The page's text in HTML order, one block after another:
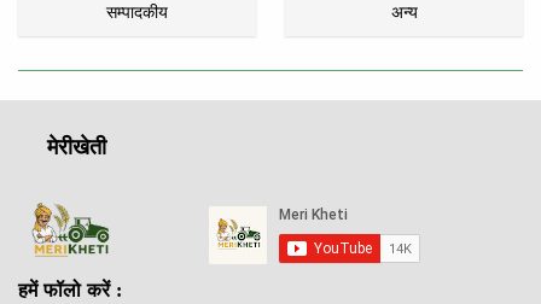
सम्पादकीय अन्य
मेरीखेती
हमें फॉलो करें :